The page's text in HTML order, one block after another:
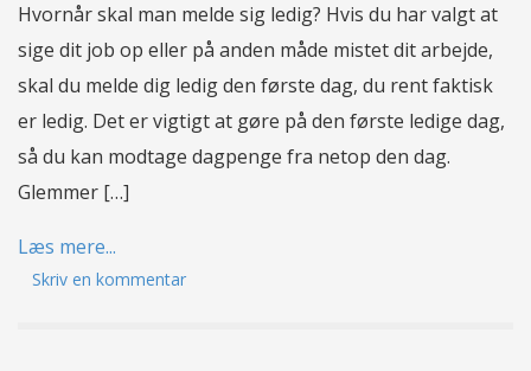
Hvornår skal man melde sig ledig? Hvis du har valgt at
sige dit job op eller på anden måde mistet dit arbejde,
skal du melde dig ledig den første dag, du rent faktisk
er ledig. Det er vigtigt at gøre på den første ledige dag,
så du kan modtage dagpenge fra netop den dag.
Glemmer […]
Læs mere...
Skriv en kommentar